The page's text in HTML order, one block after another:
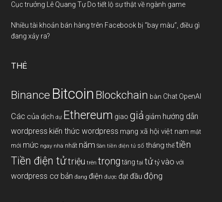
Cục trưởng Lê Quang Tự Do tiết lộ sự thật về ngành game
Nhiều tài khoản bán hàng trên Facebook bị “bay màu”, điều gì
đang xảy ra?
THẺ
Binance Bitcoin Blockchain bàn Chat OpenAI
Các của dịch dự Ethereum giao giả giảm hướng dẫn
wordpress kiến thức wordpress mạng xã hội việt nam mật
mới mức ngay nhà nhất năm Sàn tiền điện tử số tháng thế tiền
Tiền điện tửtriệu trên trọng tăng tại tử tỷ vào với
wordpress cơ bản đang điện được đạtđầu động